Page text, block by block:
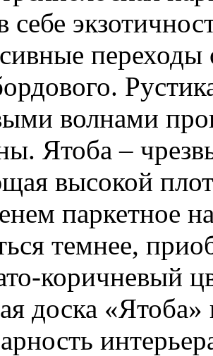
себе
переходы
волнами
Ятоба –
высокой
паркетное
темнее,
коричневый
доска